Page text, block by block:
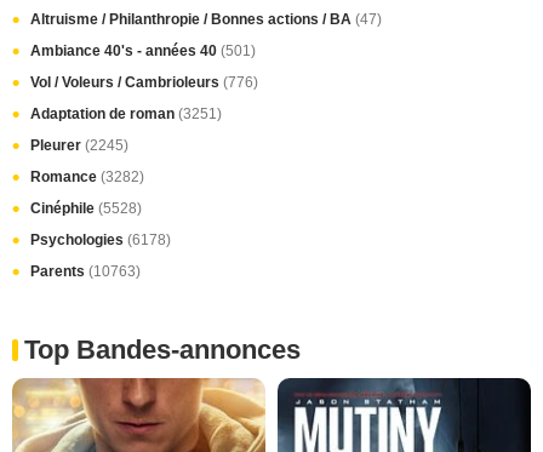
Altruisme / Philanthropie / Bonnes actions / BA (47)
Ambiance 40's - années 40 (501)
Vol / Voleurs / Cambrioleurs (776)
Adaptation de roman (3251)
Pleurer (2245)
Romance (3282)
Cinéphile (5528)
Psychologies (6178)
Parents (10763)
Top Bandes-annonces